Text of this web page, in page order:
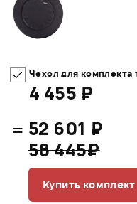
Чехол для комплекта
4 455 ₽
= 52 601 ₽
58 445₽
Купить комплект